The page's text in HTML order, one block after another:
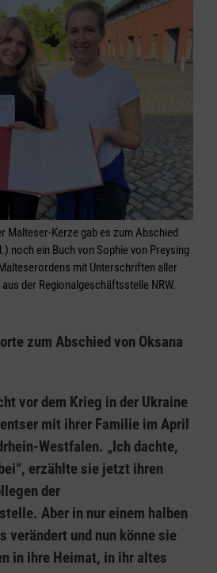
Malteser-Kerze gab es zum Abschied
noch ein Buch von Sophie von Preysing
mit Unterschriften aller
der Regionalgeschäftsstelle NRW.
zum Abschied von Oksana
vor dem Krieg in der Ukraine
mit ihrer Familie im April
Westfalen. „Ich dachte,
erzählte sie jetzt ihren
der
Aber in nur einem halben
verändert und nun könne sie
in ihre Heimat, in ihr altes